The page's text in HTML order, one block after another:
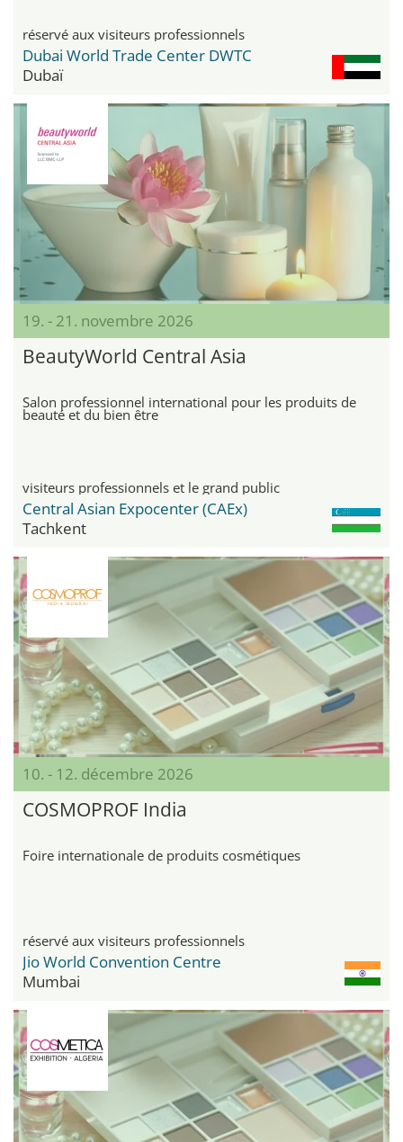
réservé aux visiteurs professionnels
Dubai World Trade Center DWTC
Dubaï
19. - 21. novembre 2026
BeautyWorld Central Asia
Salon professionnel international pour les produits de
beauté et du bien être
visiteurs professionnels et le grand public
Central Asian Expocenter (CAEx)
Tachkent
10. - 12. décembre 2026
COSMOPROF India
Foire internationale de produits cosmétiques
réservé aux visiteurs professionnels
Jio World Convention Centre
Mumbai